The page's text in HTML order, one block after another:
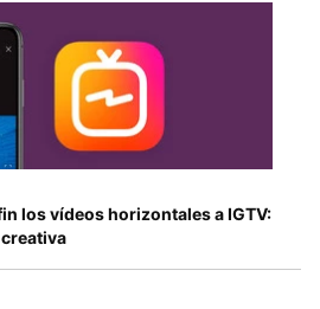
los vídeos horizontales a IGTV: